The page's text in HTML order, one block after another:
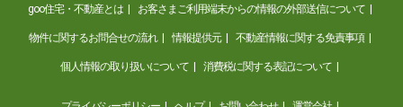
専有面積 53.72m²
間取り
2DK
富山県富山市奥田町
goo住宅・不動産とは お客さまご利用端末からの情報の外部送信について
物件に関するお問合せの流れ 情報提供元 不動産情報に関する免責事項
個人情報の取り扱いについて 消費税に関する表記について